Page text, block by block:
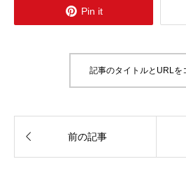
 Pin it
記事のタイトルとURLを
 前の記事